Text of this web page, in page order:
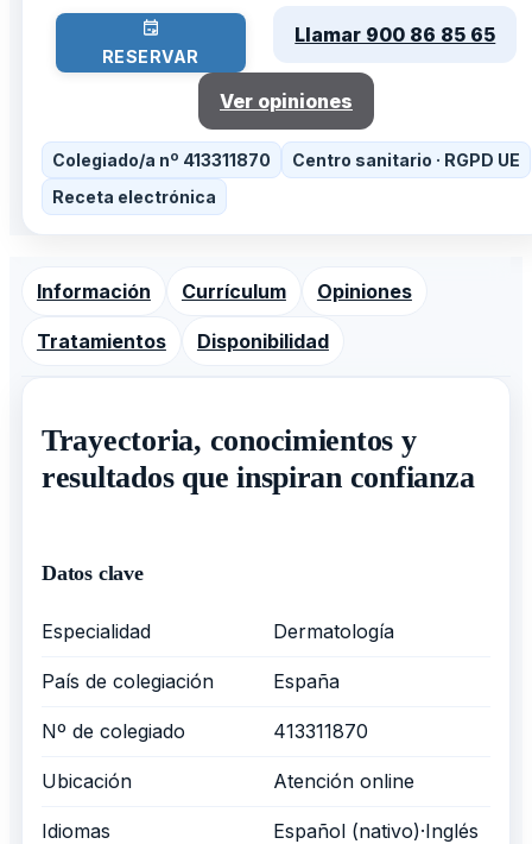
RESERVAR
Llamar 900 86 85 65
Ver opiniones
Colegiado/a nº 413311870
Centro sanitario · RGPD UE
Receta electrónica
Información Currículum Opiniones
Tratamientos Disponibilidad
Trayectoria, conocimientos y
resultados que inspiran confianza
Datos clave
Especialidad Dermatología
País de colegiación España
Nº de colegiado 413311870
Ubicación Atención online
Idiomas
Español (nativo)·Inglés